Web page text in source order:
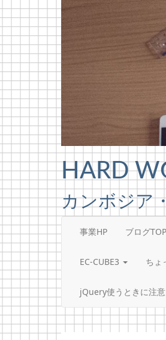
Skip to content
HARD
カンボジア
事業HP ブログTOP
EC-CUBE3 ちょ
jQuery使うときに注